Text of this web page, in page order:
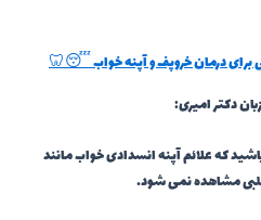
برای درمان خروپف و آپنه خواب 😴🦷
دکتر امیری:
که علائم آپنه انسدادی خواب مانند
قلبی مشاهده نمی شود.